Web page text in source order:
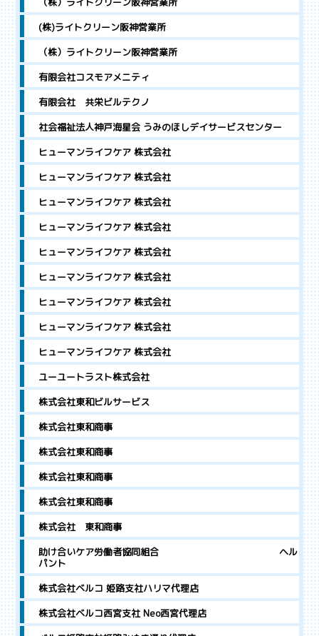
(株)ライトクリーン阪神営業所
（株）ライトクリーン阪神営業所
有限会社コスモアメニティ
有限会社 共栄ビルテクノ
社会福祉法人神戸海星会 うみのほしデイサービスセンター
ヒューマンライフケア 株式会社
ヒューマンライフケア 株式会社
ヒューマンライフケア 株式会社
ヒューマンライフケア 株式会社
ヒューマンライフケア 株式会社
ヒューマンライフケア 株式会社
ヒューマンライフケア 株式会社
ヒューマンライフケア 株式会社
ヒューマンライフケア 株式会社
ユーユートラスト株式会社
株式会社東和ビルサービス
株式会社東和商事
株式会社東和商事
株式会社東和商事
株式会社東和商事
株式会社 東和商事
助け合いケア労働者協同組合 ヘル
パント
株式会社ベルコ 姫路支社ハリマ代理店
株式会社ベルコ西宮支社 Neo西宮代理店